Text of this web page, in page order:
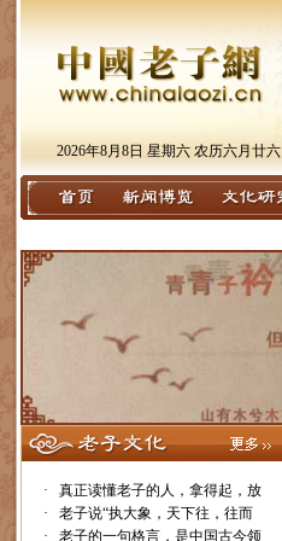
2026年8月8日 星期六 农历六月廿六
·
真正读懂老子的人，拿得起，放
·
老子说“执大象，天下往，往而
·
老子的一句格言，是中国古今领